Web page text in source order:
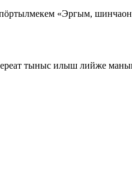
«Эргым,
тыныс илыш лийже